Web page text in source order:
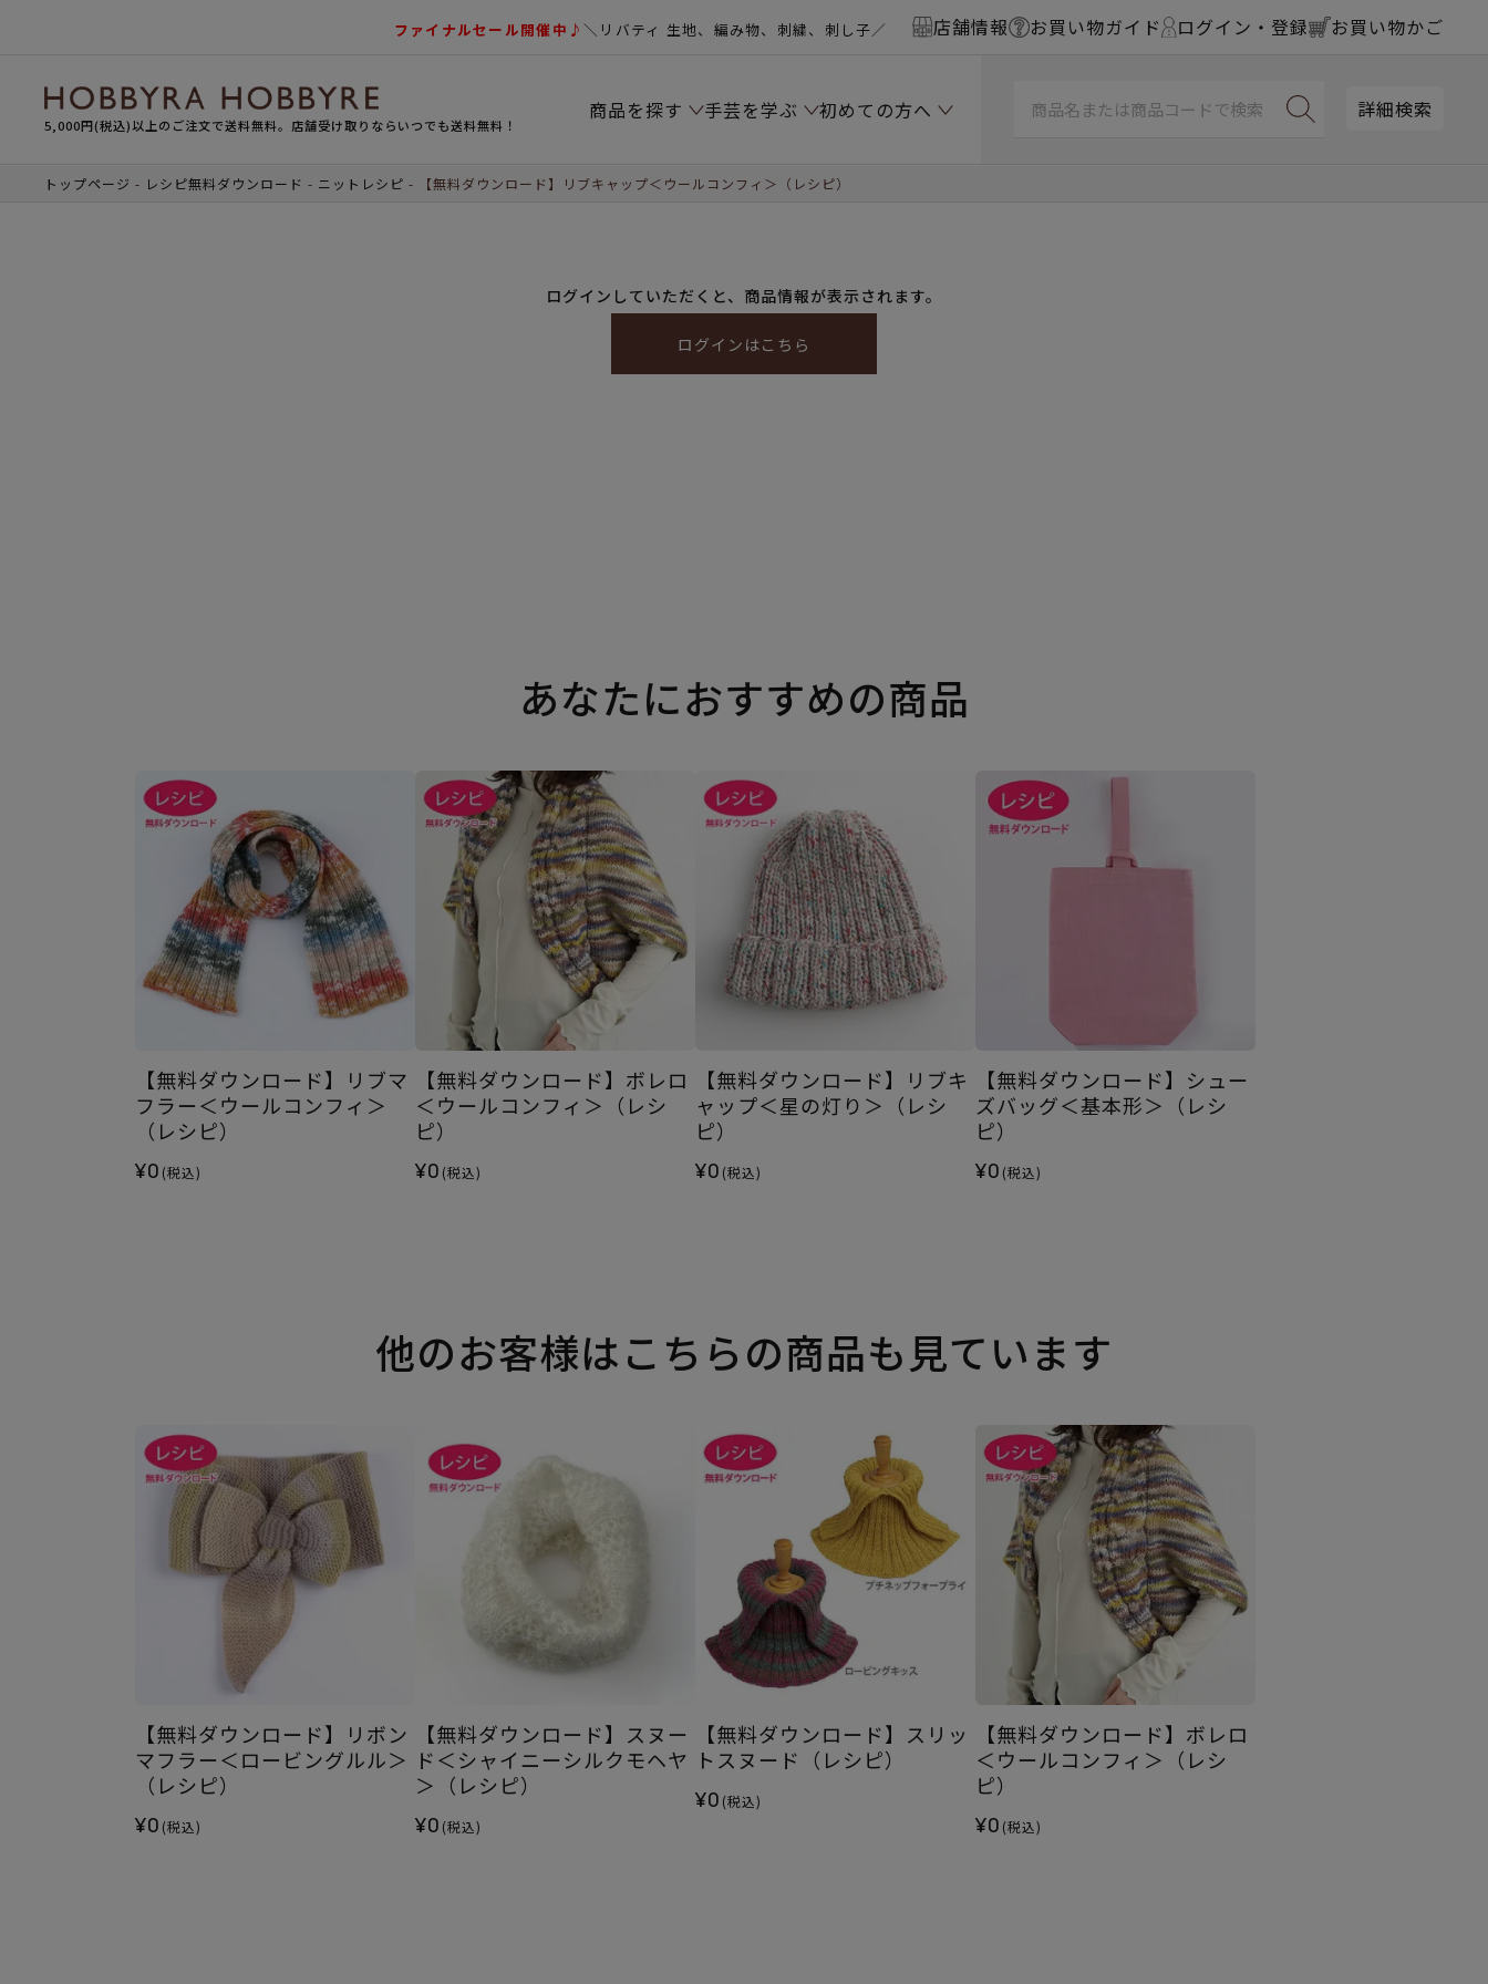
ファイナルセール開催中♪＼リバティ 生地、編み物、刺繍、刺し子／ 店舗情報 お買い物ガイド ログイン・登録 お買い物かご
5,000円(税込)以上のご注文で送料無料。店舗受け取りならいつでも送料無料！
商品を探す 手芸を学ぶ 初めての方へ 詳細検索
トップページ レシピ無料ダウンロード ニットレシピ 【無料ダウンロード】リブキャップ＜ウールコンフィ＞（レシピ）
ログインしていただくと、商品情報が表示されます。
ログインはこちら
あなたにおすすめの商品
【無料ダウンロード】リブマ
フラー＜ウールコンフィ＞
（レシピ）
¥0 (税込)
【無料ダウンロード】ボレロ
＜ウールコンフィ＞（レシ
ピ）
¥0 (税込)
【無料ダウンロード】リブキ
ャップ＜星の灯り＞（レシ
ピ）
¥0 (税込)
【無料ダウンロード】シュー
ズバッグ＜基本形＞（レシ
ピ）
¥0 (税込)
他のお客様はこちらの商品も見ています
【無料ダウンロード】リボン
マフラー＜ロービングルル＞
（レシピ）
¥0 (税込)
【無料ダウンロード】スヌー
ド＜シャイニーシルクモヘヤ
＞（レシピ）
¥0 (税込)
【無料ダウンロード】スリッ
トスヌード（レシピ）
¥0 (税込)
【無料ダウンロード】ボレロ
＜ウールコンフィ＞（レシ
ピ）
¥0 (税込)